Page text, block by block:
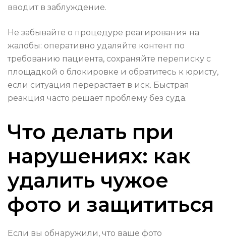
вводит в заблуждение.
Не забывайте о процедуре реагирования на
жалобы: оперативно удаляйте контент по
требованию пациента, сохраняйте переписку с
площадкой о блокировке и обратитесь к юристу,
если ситуация перерастает в иск. Быстрая
реакция часто решает проблему без суда.
Что делать при
нарушениях: как
удалить чужое
фото и защититься
Если вы обнаружили, что ваше фото